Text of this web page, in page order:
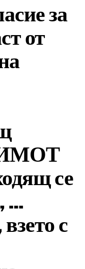
за
от
се
…
с